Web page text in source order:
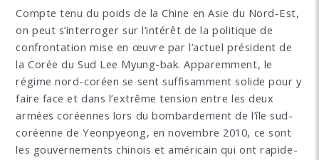
Compte tenu du poids de la Chine en Asie du Nord-Est,
on peut s’interroger sur l’intérêt de la politique de
confrontation mise en œuvre par l’actuel président de
la Corée du Sud Lee Myung-bak. Apparemment, le
régime nord-coréen se sent suffisamment solide pour y
faire face et dans l’extrême tension entre les deux
armées coréennes lors du bombardement de l’île sud-
coréenne de Yeonpyeong, en novembre 2010, ce sont
les gouvernements chinois et américain qui ont rapide-